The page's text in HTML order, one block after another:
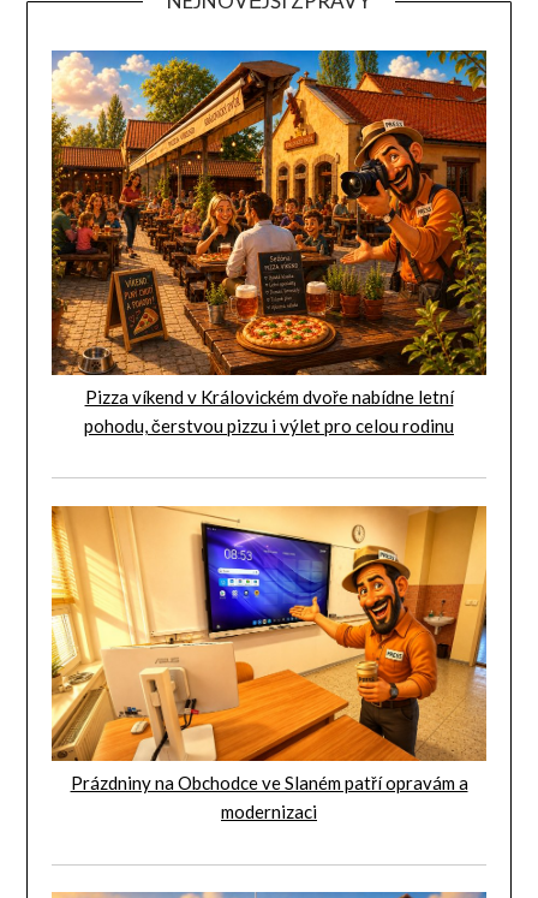
Pizza víkend v Královickém dvoře nabídne letní
pohodu, čerstvou pizzu i výlet pro celou rodinu
Prázdniny na Obchodce ve Slaném patří opravám a
modernizaci